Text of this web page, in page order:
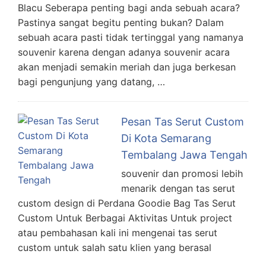
Blacu Seberapa penting bagi anda sebuah acara?
Pastinya sangat begitu penting bukan? Dalam
sebuah acara pasti tidak tertinggal yang namanya
souvenir karena dengan adanya souvenir acara
akan menjadi semakin meriah dan juga berkesan
bagi pengunjung yang datang, …
Pesan Tas Serut Custom
Di Kota Semarang
Tembalang Jawa Tengah
souvenir dan promosi lebih
menarik dengan tas serut
custom design di Perdana Goodie Bag Tas Serut
Custom Untuk Berbagai Aktivitas Untuk project
atau pembahasan kali ini mengenai tas serut
custom untuk salah satu klien yang berasal